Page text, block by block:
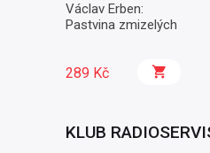
Václav Erben:
Pastvina zmizelých
289 Kč
KLUB